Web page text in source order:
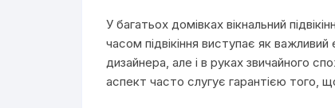
У багатьох домівках вікнальний
часом підвікіння виступає як
дизайнера, але і в руках звичайного
аспект часто слугує гарантією того,